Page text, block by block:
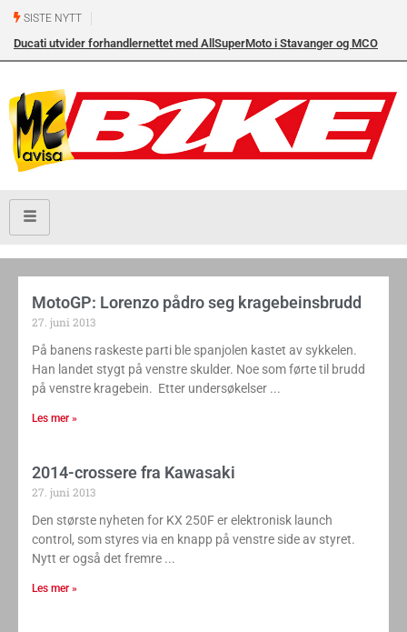
SISTE NYTT
Ducati utvider forhandlernettet med AllSuperMoto i Stavanger og MCO
MotoGP: Lorenzo pådro seg kragebeinsbrudd
27. juni 2013
På banens raskeste parti ble spanjolen kastet av sykkelen.
Han landet stygt på venstre skulder. Noe som førte til brudd
på venstre kragebein. Etter undersøkelser
Les mer »
2014-crossere fra Kawasaki
27. juni 2013
Den største nyheten for KX 250F er elektronisk launch
control, som styres via en knapp på venstre side av styret.
Nytt er også det fremre
Les mer »